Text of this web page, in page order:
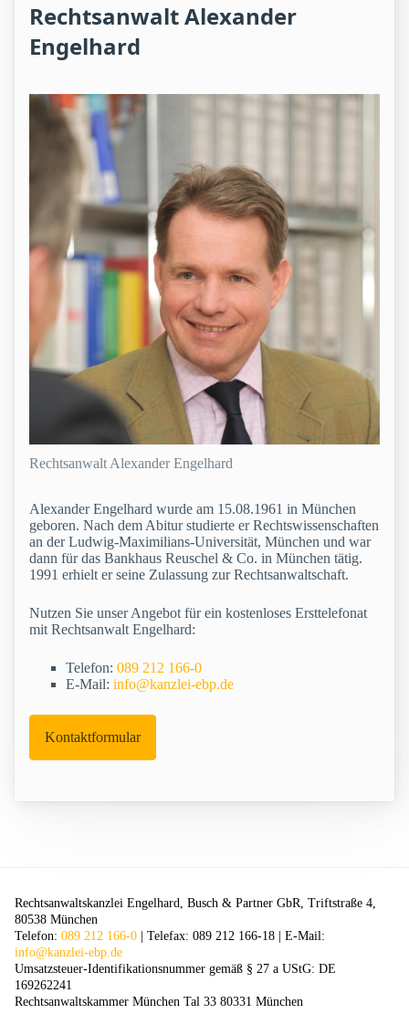
Rechtsanwalt Alexander
Engelhard
Rechtsanwalt Alexander Engelhard
Alexander Engelhard wurde am 15.08.1961 in München
geboren. Nach dem Abitur studierte er Rechtswissenschaften
an der Ludwig-Maximilians-Universität, München und war
dann für das Bankhaus Reuschel & Co. in München tätig.
1991 erhielt er seine Zulassung zur Rechtsanwaltschaft.
Nutzen Sie unser Angebot für ein kostenloses Ersttelefonat
mit Rechtsanwalt Engelhard:
Telefon: 089 212 166-0
E-Mail: info@kanzlei-ebp.de
Kontaktformular
Rechtsanwaltskanzlei Engelhard, Busch & Partner GbR, Triftstraße 4,
80538 München
Telefon: 089 212 166-0 | Telefax: 089 212 166-18 | E-Mail:
info@kanzlei-ebp.de
Umsatzsteuer-Identifikationsnummer gemäß § 27 a UStG: DE
169262241
Rechtsanwaltskammer München Tal 33 80331 München